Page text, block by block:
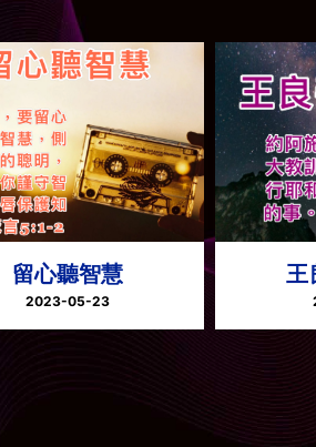
留心聽智慧
2023-05-23
王